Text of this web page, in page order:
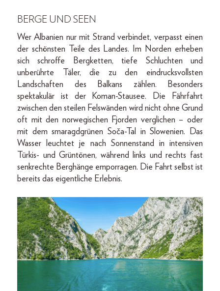
BERGE UND SEEN
Wer Albanien nur mit Strand verbindet, verpasst einen
der schönsten Teile des Landes. Im Norden erheben
sich schroffe Bergketten, tiefe Schluchten und
unberührte Täler, die zu den eindrucksvollsten
Landschaften des Balkans zählen. Besonders
spektakulär ist der Koman-Stausee. Die Fährfahrt
zwischen den steilen Felswänden wird nicht ohne Grund
oft mit den norwegischen Fjorden verglichen – oder
mit dem smaragdgrünen Soča-Tal in Slowenien. Das
Wasser leuchtet je nach Sonnenstand in intensiven
Türkis- und Grüntönen, während links und rechts fast
senkrechte Berghänge emporragen. Die Fahrt selbst ist
bereits das eigentliche Erlebnis.